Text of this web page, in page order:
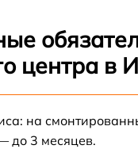
центра в
на
до 3 месяцев.